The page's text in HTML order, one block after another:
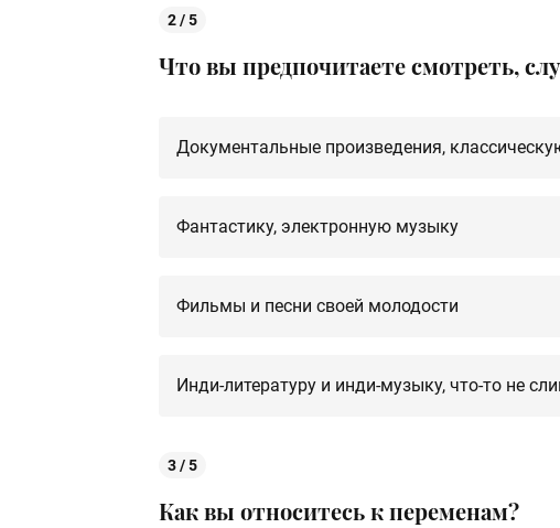
2 / 5
Что вы предпочитаете смотреть,
Документальные произведения,
Фантастику, электронную музыку
Фильмы и песни своей молодости
Инди-литературу и инди-музыку, что-то не
3 / 5
Как вы относитесь к переменам?